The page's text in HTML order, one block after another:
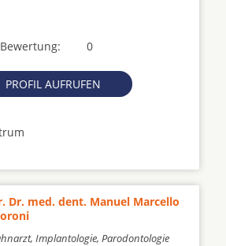
0
Bewertung:
PROFIL AUFRUFEN
Dr. med. dent. Manuel Marcello
Implantologie, Parodontologie